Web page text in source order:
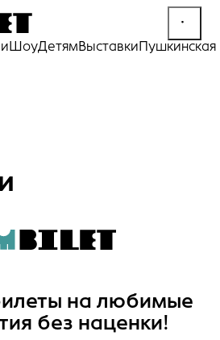
ШоуДетямВыставкиПушкинская
на любимые
без наценки!